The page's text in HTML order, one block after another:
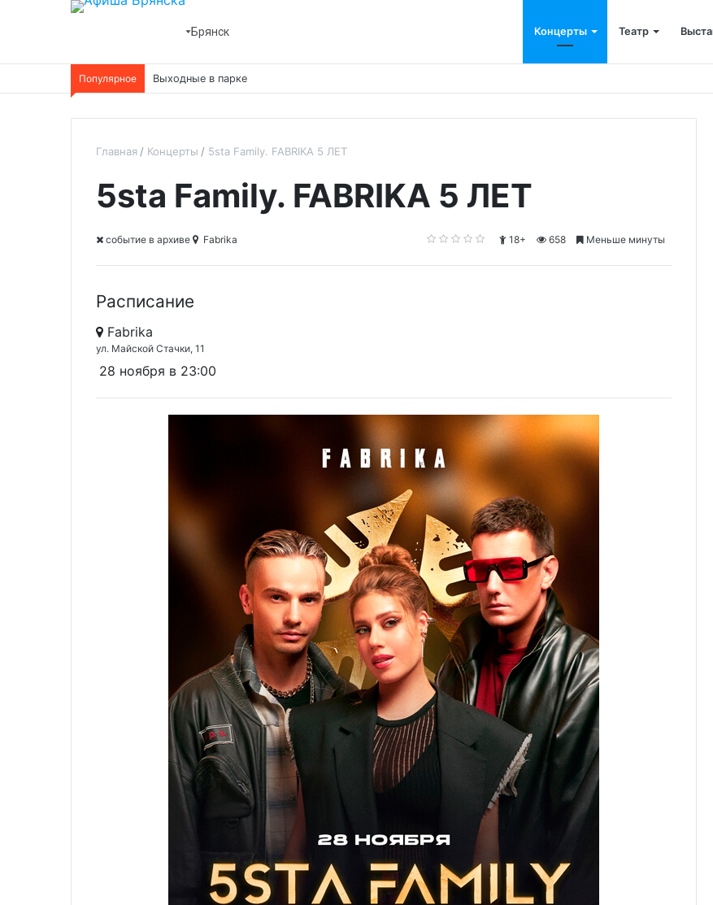
Брянск Концерты Театр
Популярное Выходные в парке
Главная Концерты 5sta Family. FABRIKA 5 ЛЕТ
5sta Family. FABRIKA 5 ЛЕТ
cобытие в архиве Fabrika 18+ 658 Меньше минуты
Расписание
Fabrika
ул. Майской Стачки, 11
28 ноября в 23:00